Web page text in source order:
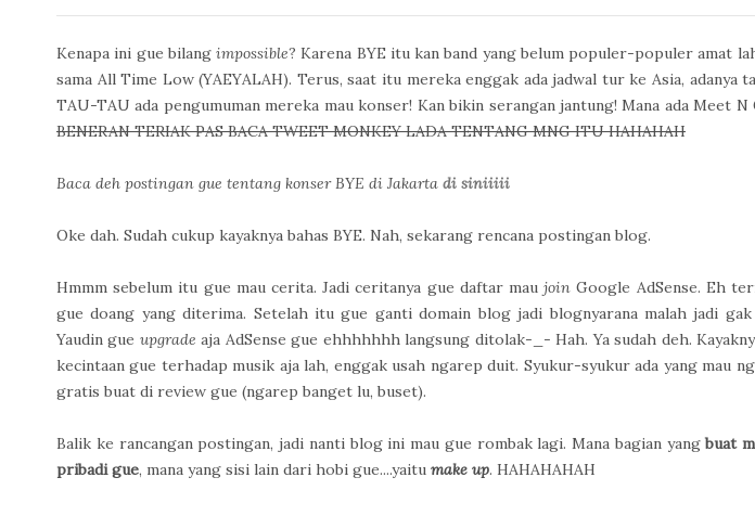
Kenapa ini gue bilangimpossible? Karena BYE itu kan band yang belum populer-populer amat
sama All Time Low (YAEYALAH). Terus, saat itu mereka enggak ada jadwal tur ke Asia, adanya
TAU-TAU ada pengumuman mereka mau konser! Kan bikin serangan jantung! Mana ada Meet
BENERAN TERIAK PAS BACA TWEET MONKEY LADA TENTANG MNG ITU HAHAHAH
Baca deh postingan gue tentang konser BYE di Jakarta di siniiiii
Oke dah. Sudah cukup kayaknya bahas BYE. Nah, sekarang rencana postingan blog.
Hmmm sebelum itu gue mau cerita. Jadi ceritanya gue daftar maujoin Google AdSense. Eh
gue doang yang diterima. Setelah itu gue ganti domain blog jadi blognyarana malah jadi
Yaudin gue upgrade aja AdSense gue ehhhhhhh langsung ditolak-_- Hah. Ya sudah deh.
kecintaan gue terhadap musik aja lah, enggak usah ngarep duit. Syukur-syukur ada yang mau
gratis buat di review gue (ngarep banget lu, buset).
Balik ke rancangan postingan, jadi nanti blog ini mau gue rombak lagi. Mana bagian yangbuat
pribadi gue, mana yang sisi lain dari hobi gue....yaitu make up. HAHAHAHAH